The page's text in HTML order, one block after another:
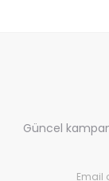
Güncel